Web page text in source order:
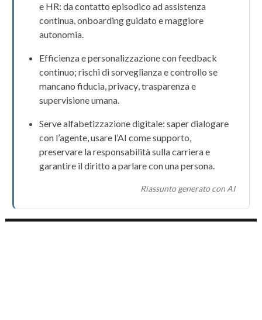
e HR: da contatto episodico ad assistenza
continua, onboarding guidato e maggiore
autonomia.
Efficienza e personalizzazione con feedback
continuo; rischi di sorveglianza e controllo se
mancanofiducia,privacy,trasparenzae
supervisione umana.
Serve alfabetizzazione digitale: saper dialogare
con l’agente, usare l’AI come supporto,
preservare la responsabilità sullacarrierae
garantire il diritto a parlare con una persona.
Riassunto generato con AI